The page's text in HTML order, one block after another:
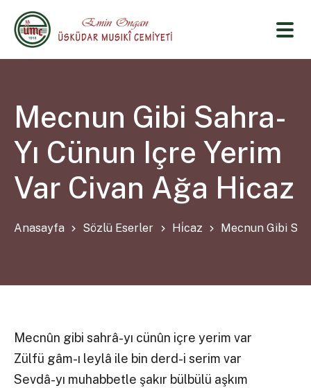
Mecnun Gibi Sahra-
Yı Cünun Içre Yerim
Var Civan Ağa Hicaz
Anasayfa Sözlü Eserler Hi̇caz Mecnun Gibi
Mecnûn gibi sahrâ-yı cünûn içre yerim var
Zülfü gâm-ı leylâ ile bin derd-i serim var
Sevdâ-yı muhabbetle şakır bülbülü aşkım